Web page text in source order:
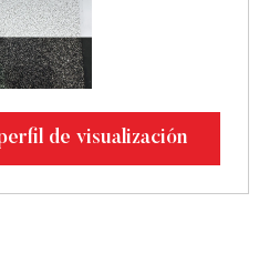
de visualización